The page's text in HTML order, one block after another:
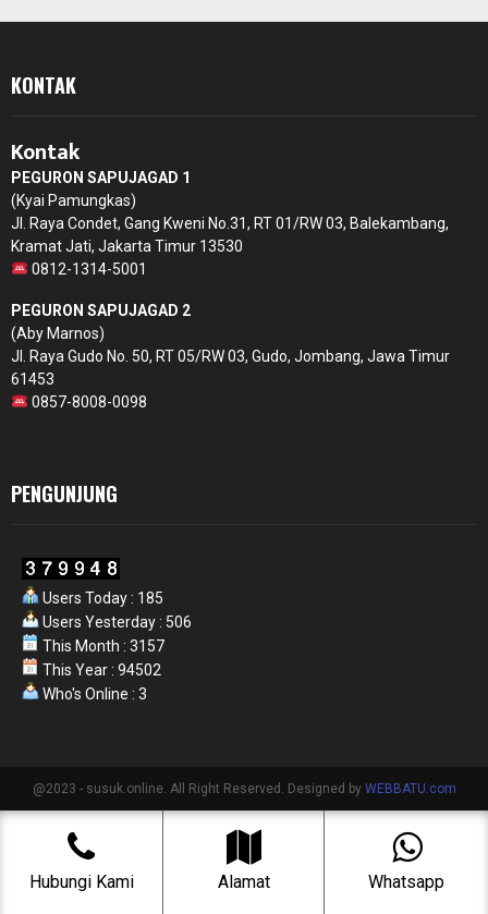
KONTAK
Kontak
PEGURON SAPUJAGAD 1
(Kyai Pamungkas)
Jl. Raya Condet, Gang Kweni No.31, RT 01/RW 03, Balekambang,
Kramat Jati, Jakarta Timur 13530
0812-1314-5001
PEGURON SAPUJAGAD 2
(Aby Marnos)
Jl. Raya Gudo No. 50, RT 05/RW 03, Gudo, Jombang, Jawa Timur
61453
0857-8008-0098
PENGUNJUNG
Users Today : 185
Users Yesterday : 506
This Month : 3157
This Year : 94502
Who's Online : 3
@2023 - susuk.online. All Right Reserved. Designed by WEBBATU.com
Hubungi Kami Alamat Whatsapp